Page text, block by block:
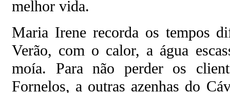
melhor vida.
Maria Irene recorda os tempos
Verão, com o calor, a água
moía. Para não perder os
Fornelos, a outras azenhas do